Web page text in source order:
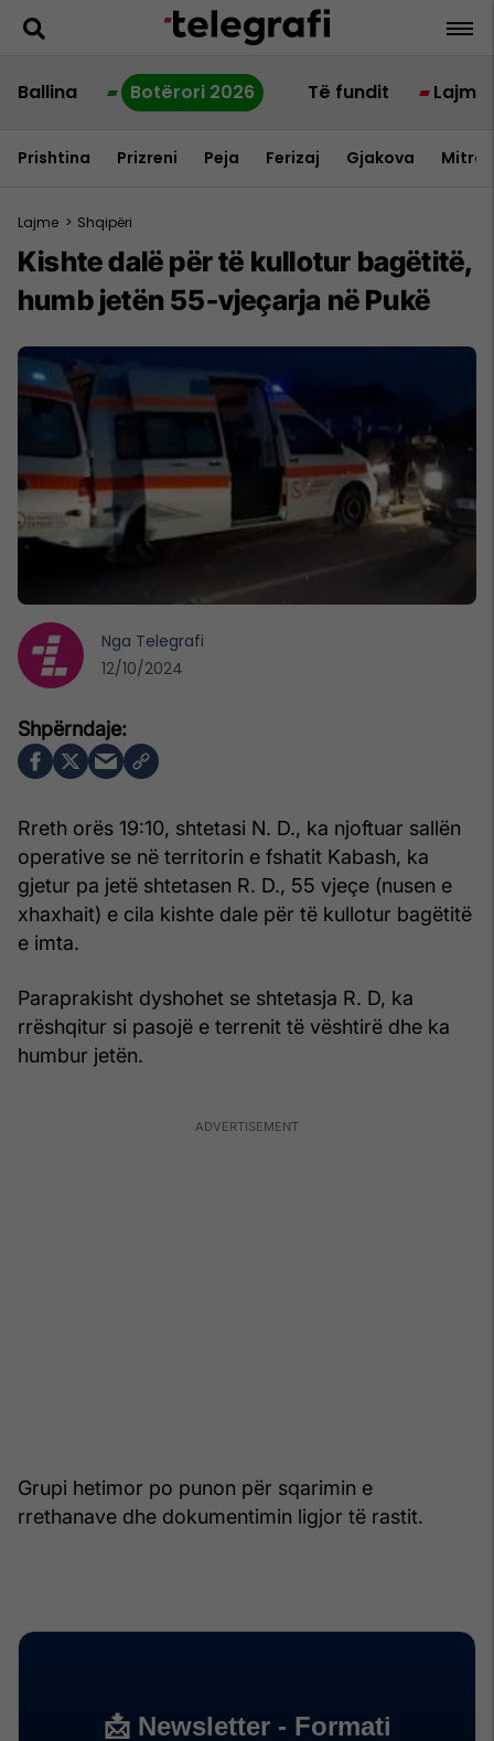
Ballina Botërori 2026 Të fundit Lajme
Prishtina Prizreni Peja Ferizaj Gjakova
Lajme > Shqipëri
Kishte dalë për të kullotur bagëtitë,
humb jetën 55-vjeçarja në Pukë
Rreth orës 19:10, shtetasi N. D., ka njoftuar sallën
operative se në territorin e fshatit Kabash, ka
gjetur pa jetë shtetasen R. D., 55 vjeçe (nusen e
xhaxhait) e cila kishte dale për të kullotur bagëtitë
e imta.
Paraprakisht dyshohet se shtetasja R. D, ka
rrëshqitur si pasojë e terrenit të vështirë dhe ka
humbur jetën.
Grupi hetimor po punon për sqarimin e
rrethanave dhe dokumentimin ligjor të rastit.
Nga Telegrafi
12/10/2024